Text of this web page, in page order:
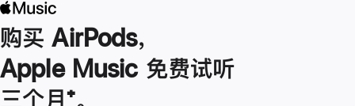
购买 AirPods，
Apple Music 免费试听
三个月脚
⁺。